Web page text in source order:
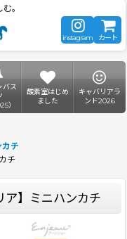
。
instagram カート
バス
）
酸素室はじめ
ました
キャバリアラ
ンド2026
チ
チ
】ミニハンカチ